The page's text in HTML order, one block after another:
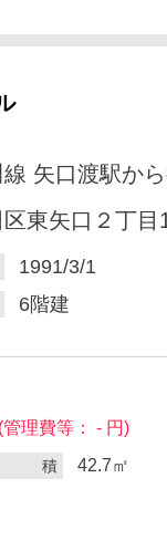
矢口渡駅か
東矢口２丁目
1991/3/1
6階建
(管理費等： - 円)
積 42.7㎡